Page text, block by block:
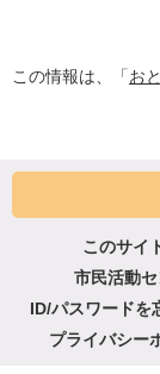
この情報は、「お
このサイ
市民活動
ID/パスワードを
プライバシー